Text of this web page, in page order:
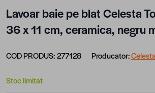
Lavoar baie pe blat Celesta
36 x 11 cm, ceramica, negru
COD PRODUS:277128 Producator:Celesta
Stoc limitat